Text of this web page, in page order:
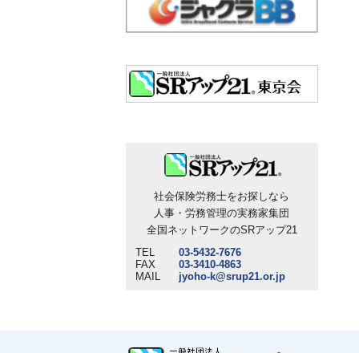
社会保険労務士をお探しなら
人事・労務管理の実務家集団
全国ネットワークのSRアップ21
TEL
03-5432-7676
FAX
03-3410-4863
MAIL
jyoho-k@srup21.or.jp